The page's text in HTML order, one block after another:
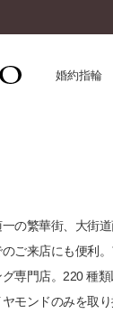
婚約指輪
ニティリング一覧
バーサリージュエリ
クション
の繁華街、大街
ご来店にも便利
専門店。220 種
モンドのみを取